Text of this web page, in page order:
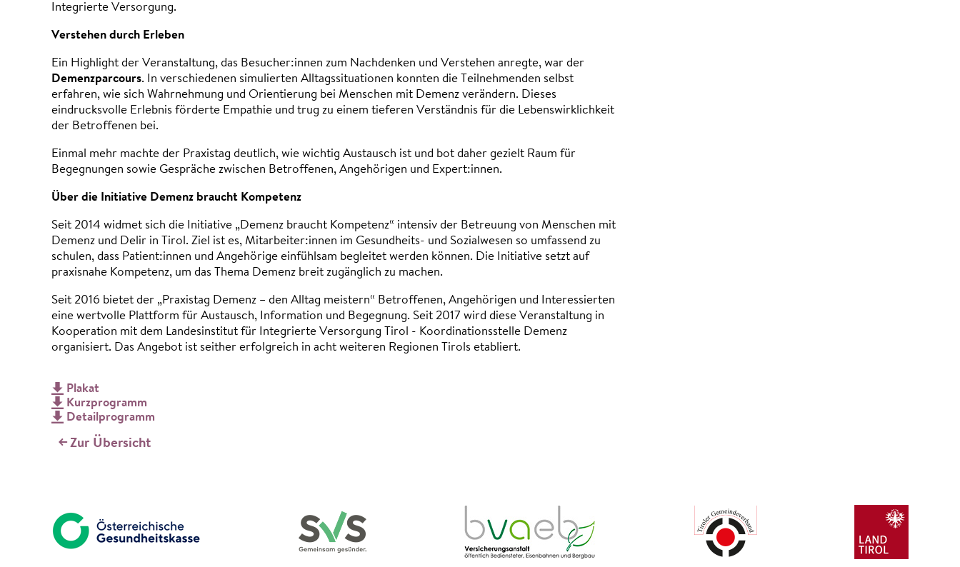
Integrierte Versorgung.
Verstehen durch Erleben
Ein Highlight der Veranstaltung, das Besucher:innen zum Nachdenken und Verstehen anregte, war der
Demenzparcours. In verschiedenen simulierten Alltagssituationen konnten die Teilnehmenden selbst
erfahren, wie sich Wahrnehmung und Orientierung bei Menschen mit Demenz verändern. Dieses
eindrucksvolle Erlebnis förderte Empathie und trug zu einem tieferen Verständnis für die Lebenswirklichkeit
der Betroffenen bei.
Einmal mehr machte der Praxistag deutlich, wie wichtig Austausch ist und bot daher gezielt Raum für
Begegnungen sowie Gespräche zwischen Betroffenen, Angehörigen und Expert:innen.
Über die Initiative Demenz braucht Kompetenz
Seit 2014 widmet sich die Initiative „Demenz braucht Kompetenz“ intensiv der Betreuung von Menschen mit
Demenz und Delir in Tirol. Ziel ist es, Mitarbeiter:innen im Gesundheits- und Sozialwesen so umfassend zu
schulen, dass Patient:innen und Angehörige einfühlsam begleitet werden können. Die Initiative setzt auf
praxisnahe Kompetenz, um das Thema Demenz breit zugänglich zu machen.
Seit 2016 bietet der „Praxistag Demenz – den Alltag meistern“ Betroffenen, Angehörigen und Interessierten
eine wertvolle Plattform für Austausch, Information und Begegnung. Seit 2017 wird diese Veranstaltung in
Kooperation mit dem Landesinstitut für Integrierte Versorgung Tirol - Koordinationsstelle Demenz
organisiert. Das Angebot ist seither erfolgreich in acht weiteren Regionen Tirols etabliert.
Plakat
Kurzprogramm
Detailprogramm
Zur Übersicht